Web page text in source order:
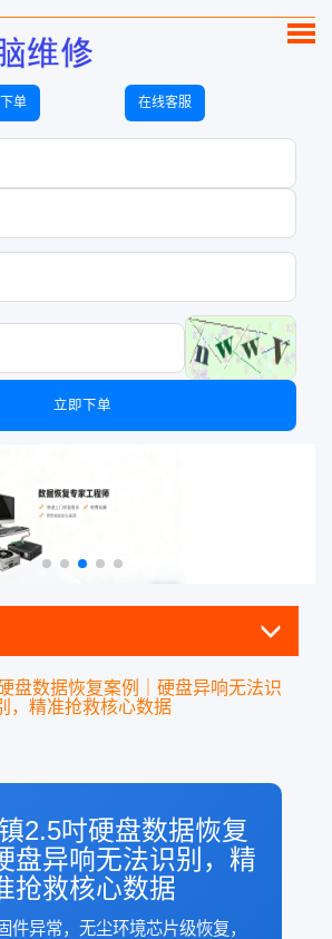
单 在线客服
立即下单
盘数据恢复案例｜硬盘异响无法识
，精准抢救核心数据
2.5吋硬盘数据恢复
盘异响无法识别，精
抢救核心数据
件异常，无尘环境芯片级恢复，